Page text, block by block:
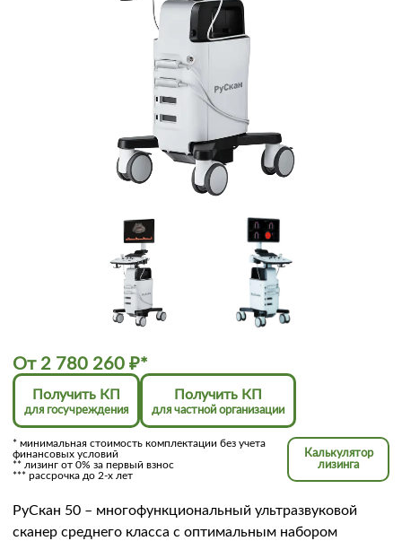
От 2 780 260 ₽*
Получить КП
для госучреждения
Получить КП
для частной организации
* минимальная стоимость комплектации без учета
финансовых условий
** лизинг от 0% за первый взнос
*** рассрочка до 2-х лет
Калькулятор
лизинга
РуСкан 50 – многофункциональный ультразвуковой
сканер среднего класса с оптимальным набором